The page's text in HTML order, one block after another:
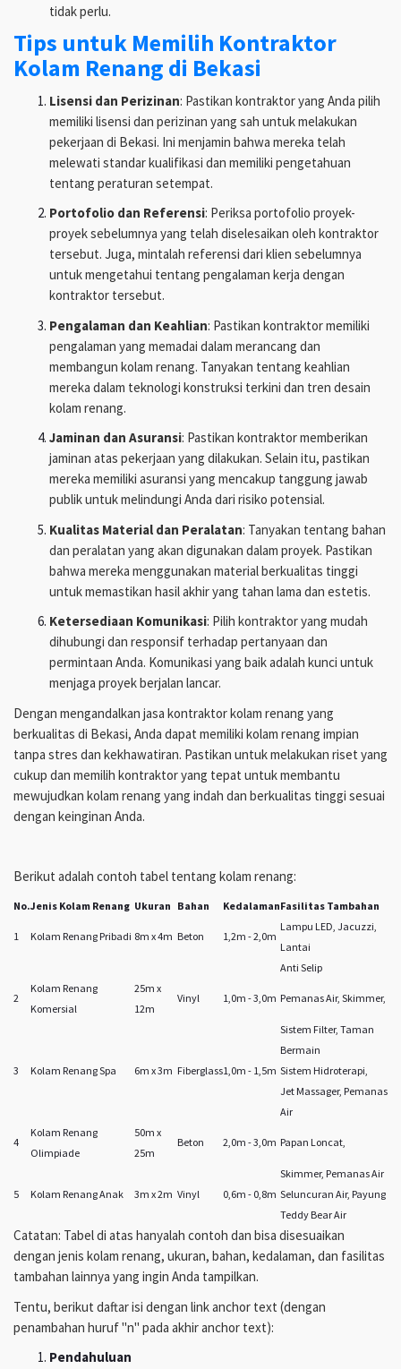
tidak perlu.
Tips untuk Memilih Kontraktor
Kolam Renang di Bekasi
Lisensi dan Perizinan: Pastikan kontraktor yang Anda pilih
memiliki lisensi dan perizinan yang sah untuk melakukan
pekerjaan di Bekasi. Ini menjamin bahwa mereka telah
melewati standar kualifikasi dan memiliki pengetahuan
tentang peraturan setempat.
Portofolio dan Referensi: Periksa portofolio proyek-
proyek sebelumnya yang telah diselesaikan oleh kontraktor
tersebut. Juga, mintalah referensi dari klien sebelumnya
untuk mengetahui tentang pengalaman kerja dengan
kontraktor tersebut.
Pengalaman dan Keahlian: Pastikan kontraktor memiliki
pengalaman yang memadai dalam merancang dan
membangun kolam renang. Tanyakan tentang keahlian
mereka dalam teknologi konstruksi terkini dan tren desain
kolam renang.
Jaminan dan Asuransi: Pastikan kontraktor memberikan
jaminan atas pekerjaan yang dilakukan. Selain itu, pastikan
mereka memiliki asuransi yang mencakup tanggung jawab
publik untuk melindungi Anda dari risiko potensial.
Kualitas Material dan Peralatan: Tanyakan tentang bahan
dan peralatan yang akan digunakan dalam proyek. Pastikan
bahwa mereka menggunakan material berkualitas tinggi
untuk memastikan hasil akhir yang tahan lama dan estetis.
Ketersediaan Komunikasi: Pilih kontraktor yang mudah
dihubungi dan responsif terhadap pertanyaan dan
permintaan Anda. Komunikasi yang baik adalah kunci untuk
menjaga proyek berjalan lancar.
Dengan mengandalkan jasa kontraktor kolam renang yang
berkualitas di Bekasi, Anda dapat memiliki kolam renang impian
tanpa stres dan kekhawatiran. Pastikan untuk melakukan riset yang
cukup dan memilih kontraktor yang tepat untuk membantu
mewujudkan kolam renang yang indah dan berkualitas tinggi sesuai
dengan keinginan Anda.
Berikut adalah contoh tabel tentang kolam renang:
No.Jenis Kolam Renang Ukuran Bahan KedalamanFasilitas Tambahan
1 Kolam Renang Pribadi 8m x 4m Beton 1,2m - 2,0m
Lampu LED, Jacuzzi,
Lantai
Anti Selip
2
Kolam Renang
Komersial
25m x
12m
Vinyl 1,0m - 3,0m Pemanas Air, Skimmer,
Sistem Filter, Taman
Bermain
3
Kolam Renang Spa 6m x 3m Fiberglass1,0m - 1,5m Sistem Hidroterapi,
Jet Massager, Pemanas
Air
4
Kolam Renang
Olimpiade
50m x
25m
Beton 2,0m - 3,0m Papan Loncat,
Skimmer, Pemanas Air
5
Kolam Renang Anak 3m x 2m Vinyl 0,6m - 0,8m Seluncuran Air, Payung
Teddy Bear Air
Catatan: Tabel di atas hanyalah contoh dan bisa disesuaikan
dengan jenis kolam renang, ukuran, bahan, kedalaman, dan fasilitas
tambahan lainnya yang ingin Anda tampilkan.
Tentu, berikut daftar isi dengan link anchor text (dengan
penambahan huruf "n" pada akhir anchor text):
Pendahuluan